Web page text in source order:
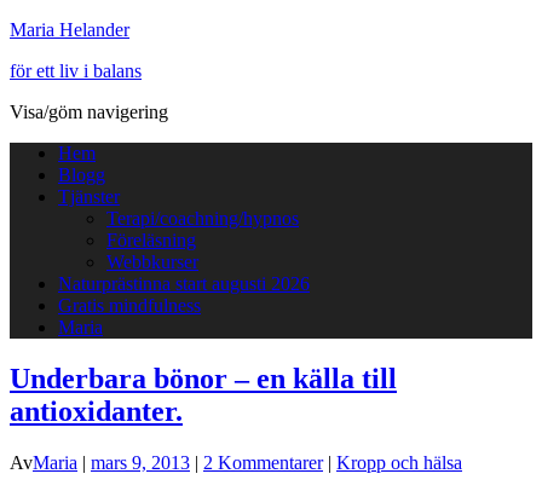
Maria Helander
för ett liv i balans
Visa/göm navigering
Hem
Blogg
Tjänster
Terapi/coachning/hypnos
Föreläsning
Webbkurser
Naturprästinna start augusti 2026
Gratis mindfulness
Maria
Underbara bönor – en källa till
antioxidanter.
AvMaria | mars 9, 2013 | 2 Kommentarer| Kropp och hälsa